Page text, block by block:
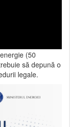
(50
să depună o
legale.